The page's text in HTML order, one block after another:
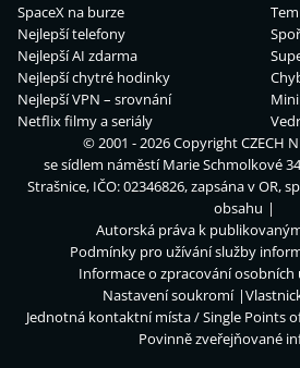
SpaceX na burze
Nejlepší telefony
Nejlepší AI zdarma
Nejlepší chytré hodinky
Nejlepší VPN – srovnání
Netflix filmy a seriály
© 2001 - 2026 CopyrightCZECH
se sídlem náměstí Marie Schmolkové
Strašnice, IČO: 02346826, zapsána v OR,
obsahu
Autorská práva k
Podmínky pro užívání služby
Informace o zpracování osobních
Nastavení soukromí
Jednotná kontaktní místa / Single Points
Povinně zveřejňované